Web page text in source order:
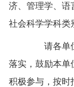
济、管理学、语
社会科学学科类
请各单
落实，鼓励本单
积极参与，按时